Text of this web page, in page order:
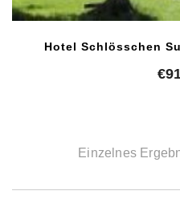
Hotel Schlösschen
€
Einzelnes